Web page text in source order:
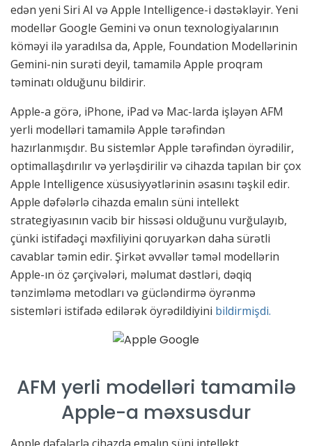
edən yeni Siri AI və Apple Intelligence-i dəstəkləyir. Yeni
modellər Google Gemini və onun texnologiyalarının
köməyi ilə yaradılsa da, Apple, Foundation Modellərinin
Gemini-nin surəti deyil, tamamilə Apple proqram
təminatı olduğunu bildirir.
Apple-a görə, iPhone, iPad və Mac-larda işləyən AFM
yerli modelləri tamamilə Apple tərəfindən
hazırlanmışdır. Bu sistemlər Apple tərəfindən öyrədilir,
optimallaşdırılır və yerləşdirilir və cihazda tapılan bir çox
Apple Intelligence xüsusiyyətlərinin əsasını təşkil edir.
Apple dəfələrlə cihazda emalın süni intellekt
strategiyasının vacib bir hissəsi olduğunu vurğulayıb,
çünki istifadəçi məxfiliyini qoruyarkən daha sürətli
cavablar təmin edir. Şirkət əvvəllər təməl modellərin
Apple-ın öz çərçivələri, məlumat dəstləri, dəqiq
tənzimləmə metodları və gücləndirmə öyrənmə
sistemləri istifadə edilərək öyrədildiyini bildirmişdi.
AFM yerli modelləri tamamilə
Apple-a məxsusdur